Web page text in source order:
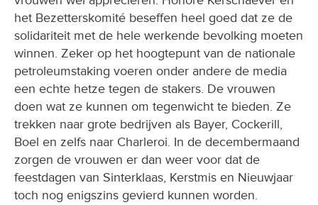
solidariteit met de hele werkende bevolking moeten
winnen. Zeker op het hoogtepunt van de nationale
petroleumstaking voeren onder andere de media
een echte hetze tegen de stakers. De vrouwen
doen wat ze kunnen om tegenwicht te bieden. Ze
trekken naar grote bedrijven als Bayer, Cockerill,
Boel en zelfs naar Charleroi. In de decembermaand
zorgen de vrouwen er dan weer voor dat de
feestdagen van Sinterklaas, Kerstmis en Nieuwjaar
toch nog enigszins gevierd kunnen worden.